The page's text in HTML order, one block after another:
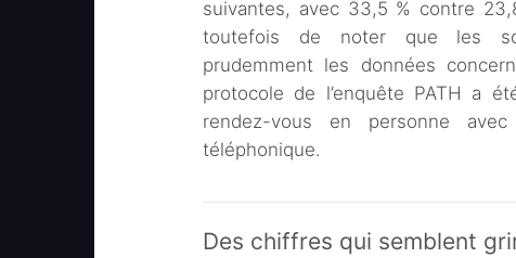
suivantes, avec 33,5 % contre
toutefois de noter que les
prudemment les données
protocole de l’enquête PATH a
rendez-vous en personne
téléphonique.
Des chiffres qui semblent